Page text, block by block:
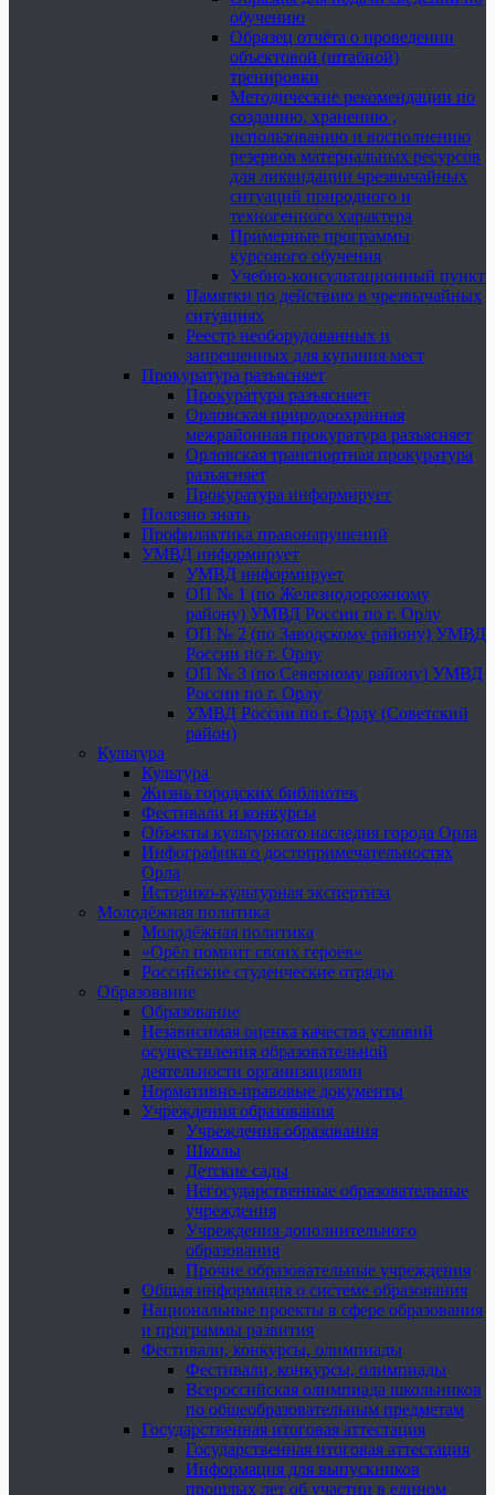
обучению
Образец отчёта о проведении
объектовой (штабной)
тренировки
Методические рекомендации по
созданию, хранению ,
использованию и восполнению
резервов материальных ресурсов
для ликвидации чрезвычайных
ситуаций природного и
техногенного характера
Примерные программы
курсового обучения
Учебно-консультационный пункт
Памятки по действию в чрезвычайных
ситуациях
Реестр необорудованных и
запрещенных для купания мест
Прокуратура разъясняет
Прокуратура разъясняет
Орловская природоохранная
межрайонная прокуратура разъясняет
Орловская транспортная прокуратура
разъясняет
Прокуратура информирует
Полезно знать
Профилактика правонарушений
УМВД информирует
УМВД информирует
ОП № 1 (по Железнодорожному
району) УМВД России по г. Орлу
ОП № 2 (по Заводскому району) УМВД
России по г. Орлу
ОП № 3 (по Северному району) УМВД
России по г. Орлу
УМВД России по г. Орлу (Советский
район)
Культура
Культура
Жизнь городских библиотек
Фестивали и конкурсы
Объекты культурного наследия города Орла
Инфографика о достопримечательностях
Орла
Историко-культурная экспертиза
Молодёжная политика
Молодёжная политика
«Орёл помнит своих героев»
Российские студенческие отряды
Образование
Образование
Независимая оценка качества условий
осуществления образовательной
деятельности организациями
Нормативно-правовые документы
Учреждения образования
Учреждения образования
Школы
Детские сады
Негосударственные образовательные
учреждения
Учреждения дополнительного
образования
Прочие образовательные учреждения
Общая информация о системе образования
Национальные проекты в сфере образования
и программы развития
Фестивали, конкурсы, олимпиады
Фестивали, конкурсы, олимпиады
Всероссийская олимпиада школьников
по общеобразовательным предметам
Государственная итоговая аттестация
Государственная итоговая аттестация
Информация для выпускников
прошлых лет об участии в едином